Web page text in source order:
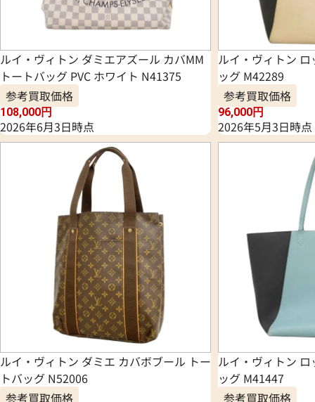
ルイ・ヴィトン ダミエアズール カバMM
トートバッグ PVC ホワイト N41375
参考買取価格
108,000円
2026年6月3日時点
ルイ・ヴィトン
ッグ M42289
参考買取価格
96,000円
2026年5月3日時点
ルイ・ヴィトン ダミエ カバボブール トー
トバッグ N52006
参考買取価格
ルイ・ヴィトン
ッグ M41447
参考買取価格